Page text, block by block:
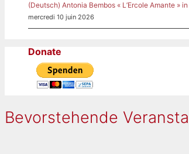
(Deutsch) Antonia Bembos « L’Ercole Amante »
mercredi 10 juin 2026
Donate
Bevorstehende